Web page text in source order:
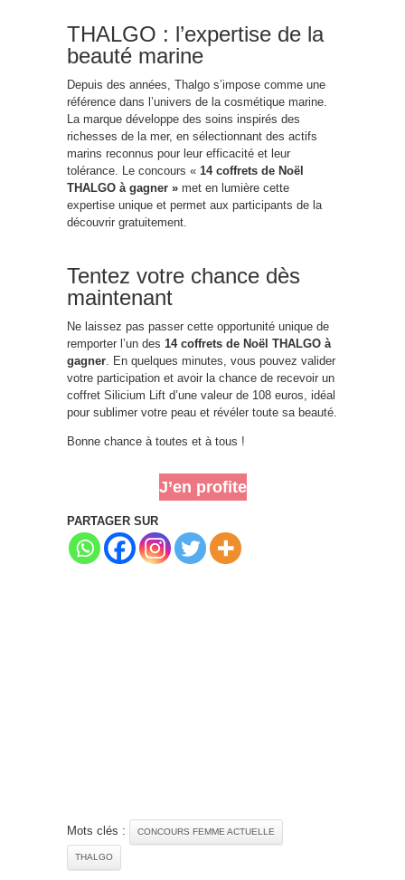
THALGO : l’expertise de la
beauté marine
Depuis des années, Thalgo s’impose comme une
référence dans l’univers de la cosmétique marine.
La marque développe des soins inspirés des
richesses de la mer, en sélectionnant des actifs
marins reconnus pour leur efficacité et leur
tolérance. Le concours « 14 coffrets de Noël
THALGO à gagner » met en lumière cette
expertise unique et permet aux participants de la
découvrir gratuitement.
Tentez votre chance dès
maintenant
Ne laissez pas passer cette opportunité unique de
remporter l’un des 14 coffrets de Noël THALGO à
gagner . En quelques minutes, vous pouvez valider
votre participation et avoir la chance de recevoir un
coffret Silicium Lift d’une valeur de 108 euros, idéal
pour sublimer votre peau et révéler toute sa beauté.
Bonne chance à toutes et à tous !
J’en profite
PARTAGER SUR
Mots clés : CONCOURS FEMME ACTUELLE
THALGO